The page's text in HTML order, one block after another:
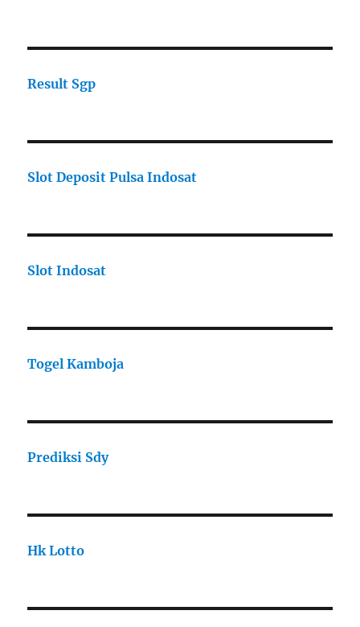
Result Sgp
Slot Deposit Pulsa Indosat
Slot Indosat
Togel Kamboja
Prediksi Sdy
Hk Lotto